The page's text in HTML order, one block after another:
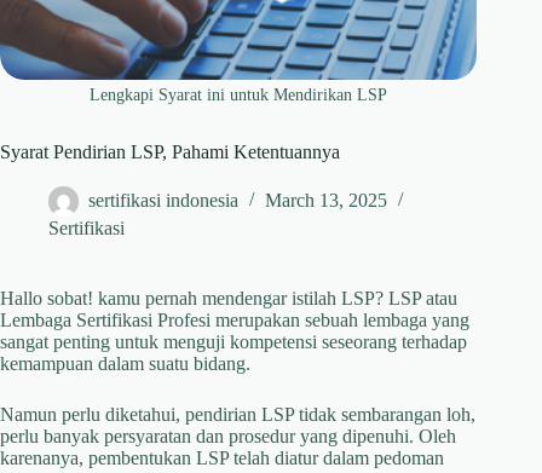
Lengkapi Syarat ini untuk Mendirikan LSP
Syarat Pendirian LSP, Pahami Ketentuannya
sertifikasi indonesia
March 13, 2025
Sertifikasi
Hallo sobat! kamu pernah mendengar istilah LSP? LSP atau
Lembaga Sertifikasi Profesi merupakan sebuah lembaga yang
sangat penting untuk menguji kompetensi seseorang terhadap
kemampuan dalam suatu bidang.
Namun perlu diketahui, pendirian LSP tidak sembarangan loh,
perlu banyak persyaratan dan prosedur yang dipenuhi. Oleh
karenanya, pembentukan LSP telah diatur dalam pedoman